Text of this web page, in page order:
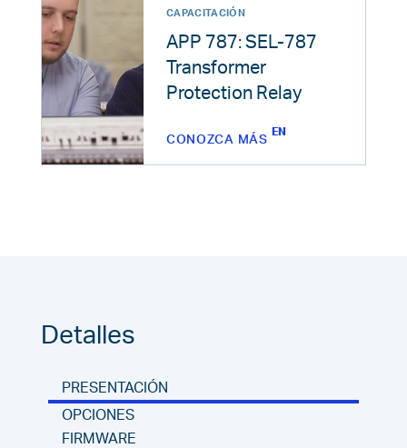
CAPACITACIÓN
APP 787: SEL-787
Transformer
Protection Relay
CONOZCA MÁS
Detalles
PRESENTACIÓN
OPCIONES
FIRMWARE